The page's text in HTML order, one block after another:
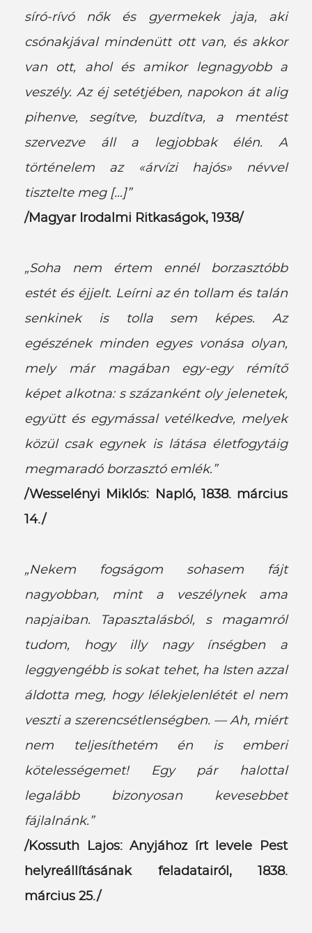
síró-rívó nők és gyermekek jaja, aki
csónakjával mindenütt ott van, és akkor
van ott, ahol és amikor legnagyobb a
veszély. Az éj setétjében, napokon át alig
pihenve, segítve, buzdítva, a mentést
szervezve áll a legjobbak élén. A
történelem az «árvízi hajós» névvel
tisztelte meg […]”
/Magyar Irodalmi Ritkaságok, 1938/
„Soha nem értem ennél borzasztóbb
estét és éjjelt. Leírni az én tollam és talán
senkinek is tolla sem képes. Az
egészének minden egyes vonása olyan,
mely már magában egy-egy rémítő
képet alkotna: s százanként oly jelenetek,
együtt és egymással vetélkedve, melyek
közül csak egynek is látása életfogytáig
megmaradó borzasztó emlék.”
/Wesselényi Miklós: Napló, 1838. március
14./
„Nekem fogságom sohasem fájt
nagyobban, mint a veszélynek ama
napjaiban. Tapasztalásból, s magamról
tudom, hogy illy nagy ínségben a
leggyengébb is sokat tehet, ha Isten azzal
áldotta meg, hogy lélekjelenlétét el nem
veszti a szerencsétlenségben. — Ah, miért
nem teljesíthetém én is emberi
kötelességemet! Egy pár halottal
legalább bizonyosan kevesebbet
fájlalnánk.”
/Kossuth Lajos: Anyjához írt levele Pest
helyreállításának feladatairól, 1838.
március 25./